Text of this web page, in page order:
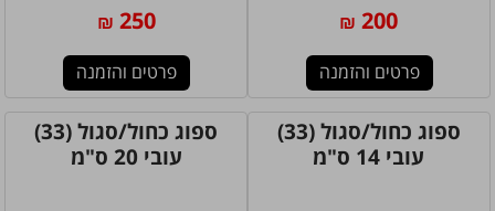
200
₪
פרטים והזמנה
250
₪
פרטים והזמנה
ספוג כחול/סגול (33)
עובי 14 ס"מ
ספוג כחול/סגול (33)
עובי 20 ס"מ